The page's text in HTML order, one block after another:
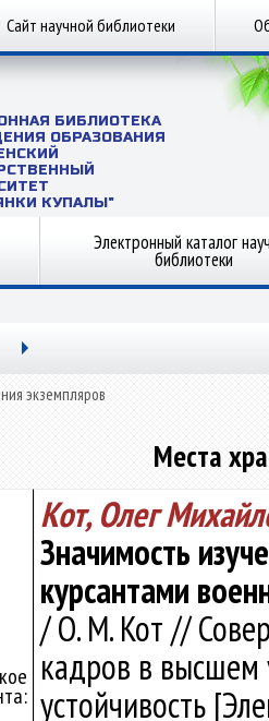
Сайт научной библиотеки
БИБЛИОТЕКА
ОБРАЗОВАНИЯ
КУПАЛЫ"
Электронный каталог
библиотеки
экземпляров
Места
Кот, Олег
Значимость
курсантами
/ О. М. Кот //
кадров в высшем
устойчивость